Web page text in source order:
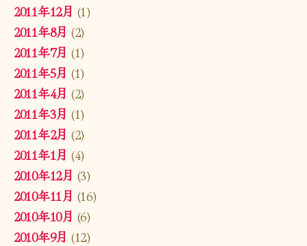
2011年12月 (1)
2011年8月 (2)
2011年7月 (1)
2011年5月 (1)
2011年4月 (2)
2011年3月 (1)
2011年2月 (2)
2011年1月 (4)
2010年12月 (3)
2010年11月 (16)
2010年10月 (6)
2010年9月 (12)